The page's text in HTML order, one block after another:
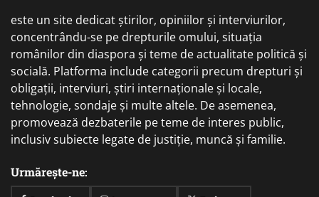
este un site dedicat știrilor, opiniilor și interviurilor,
concentrându-se pe drepturile omului, situația
românilor din diaspora și teme de actualitate politică și
socială. Platforma include categorii precum drepturi și
obligații, interviuri, știri internaționale și locale,
tehnologie, sondaje și multe altele. De asemenea,
promovează dezbaterile pe teme de interes public,
inclusiv subiecte legate de justiție, muncă și familie.
Urmărește-ne: